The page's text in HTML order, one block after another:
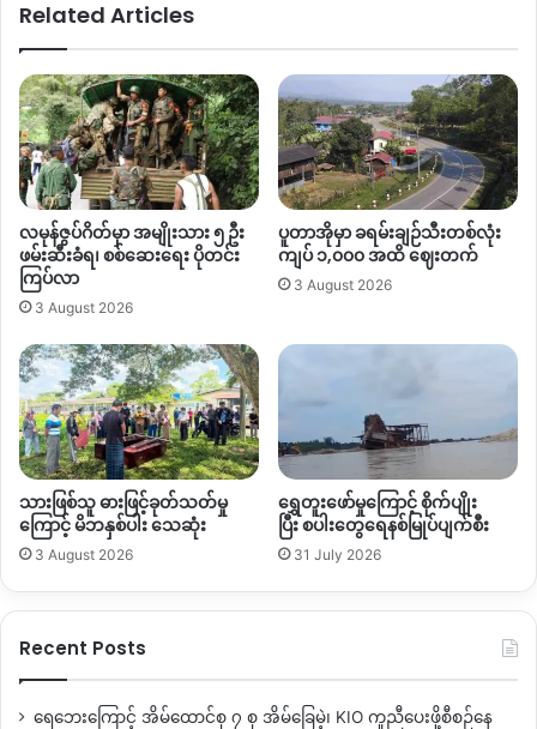
အပါအဝင်
နီးပါး
ဖမ်းဆီး
ခံထား
ရ
Related Articles
လမုန်ဇွပ်ဂိတ်မှာ အမျိုးသား ၅ ဦး
ဖမ်းဆီးခံရ၊ စစ်ဆေးရေး ပိုတင်း
ကြပ်လာ
3 August 2026
ပူတာအိုမှာ ခရမ်းချဉ်သီးတစ်လုံး
ကျပ် ၁,၀၀၀ အထိ ဈေးတက်
3 August 2026
သားဖြစ်သူ ဓားဖြင့်ခုတ်သတ်မှု
ကြောင့် မိဘနှစ်ပါး သေဆုံး
3 August 2026
ရွှေတူးဖော်မှုကြောင့် စိုက်ပျိုး
ပြီး စပါးတွေရေနစ်မြုပ်ပျက်စီး
31 July 2026
Recent Posts
ရေဘေးကြောင့် အိမ်ထောင်စု ၇ စု အိမ်ခြေမဲ့၊ KIO ကူညီပေးဖို့စီစဉ်နေ